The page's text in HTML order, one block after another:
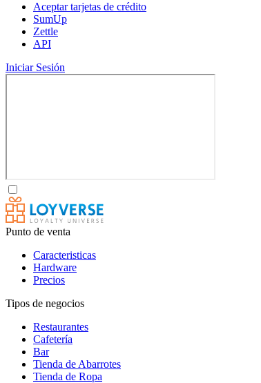
Aceptar tarjetas de crédito
SumUp
Zettle
API
Iniciar Sesión
Punto de venta
Caracteristicas
Hardware
Precios
Tipos de negocios
Restaurantes
Cafetería
Bar
Tienda de Abarrotes
Tienda de Ropa